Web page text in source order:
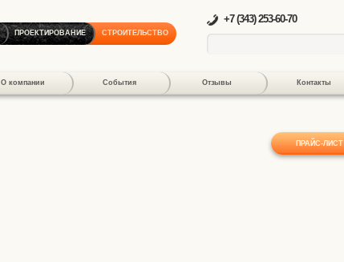
ПРОЕКТИРОВАНИЕ СТРОИТЕЛЬСТВО
+7 (343) 253-60-70
О компании События Отзывы Контакты
ПРАЙС-ЛИСТ